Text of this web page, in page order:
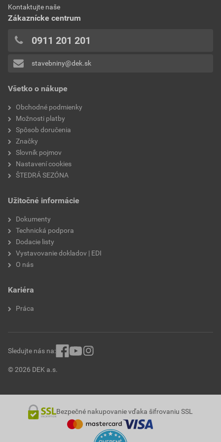
3,35 EUR
bez DPH za bm
Pridávať hodnotenie môže iba prihlásený užívateľ.
Všetko o nákupe
Obchodné podmienky
Možnosti platby
Spôsob doručenia
Značky
Slovník pojmov
Nastavení cookies
ŠTEDRÁ SEZÓNA
Užitočné informácie
Dokumenty
Technická podpora
Dodacie listy
Vystavovanie dokladov | EDI
O nás
Kariéra
Práca
Kontaktujte naše
Zákaznícke centrum
0911 201 201
stavebniny@dek.sk
© 2026 DEK a.s.
Sledujte nás na:
Bezpečné nakupovanie vďaka šifrovaniu SSL